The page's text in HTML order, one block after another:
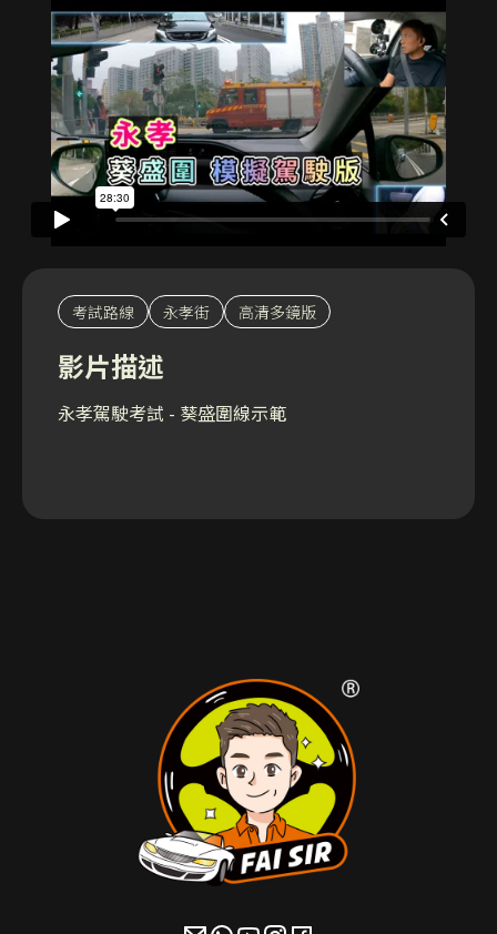
考試路線 永孝街 高清多鏡版
影片描述
永孝駕駛考試 - 葵盛圍線示範